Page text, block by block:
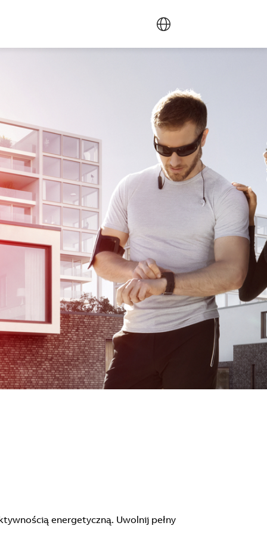
energetyczną. Uwolnij pełny